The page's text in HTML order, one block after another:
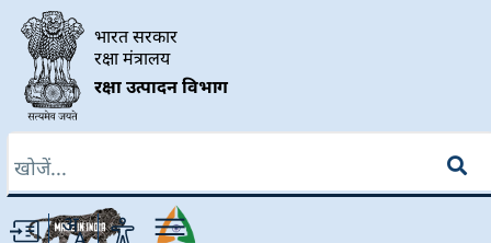
Skip to main content
भारत सरकार
रक्षा मंत्रालय
रक्षा उत्पादन विभाग